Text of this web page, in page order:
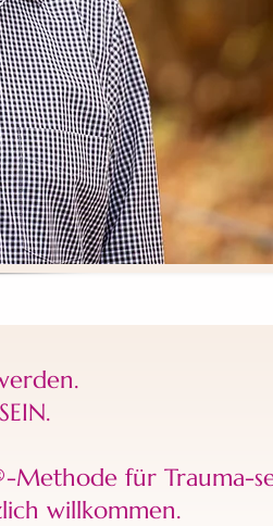
Methode für Trauma-
willkommen.